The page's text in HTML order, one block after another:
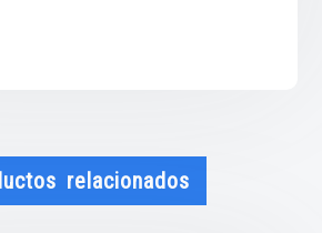
relacionados